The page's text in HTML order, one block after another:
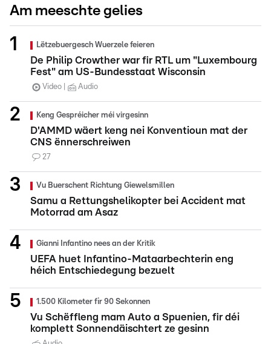
Am meeschte gelies
Lëtzebuergesch Wuerzele feieren
De Philip Crowther war fir RTL um "Luxembourg
Fest" am US-Bundesstaat Wisconsin
Video Audio
Keng Gespréicher méi virgesinn
D'AMMD wäert keng nei Konventioun mat der
CNS ënnerschreiwen
27
Vu Buerschent Richtung Giewelsmillen
Samu a Rettungshelikopter bei Accident mat
Motorrad am Asaz
Gianni Infantino nees an der Kritik
UEFA huet Infantino-Mataarbechterin eng
héich Entschiedegung bezuelt
1.500 Kilometer fir 90 Sekonnen
Vu Schëffleng mam Auto a Spuenien, fir déi
komplett Sonnendäischtert ze gesinn